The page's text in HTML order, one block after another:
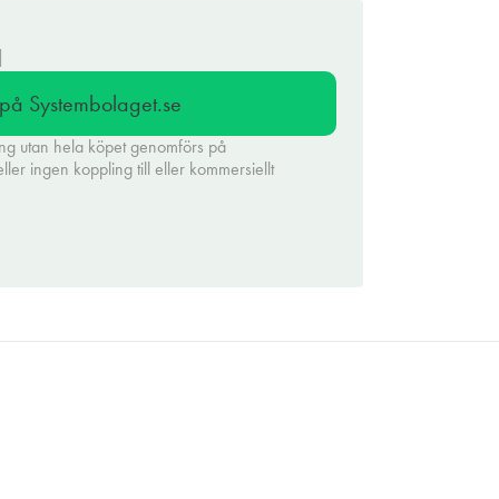
Systembolaget.se
utan hela köpet genomförs på
ingen koppling till eller kommersiellt